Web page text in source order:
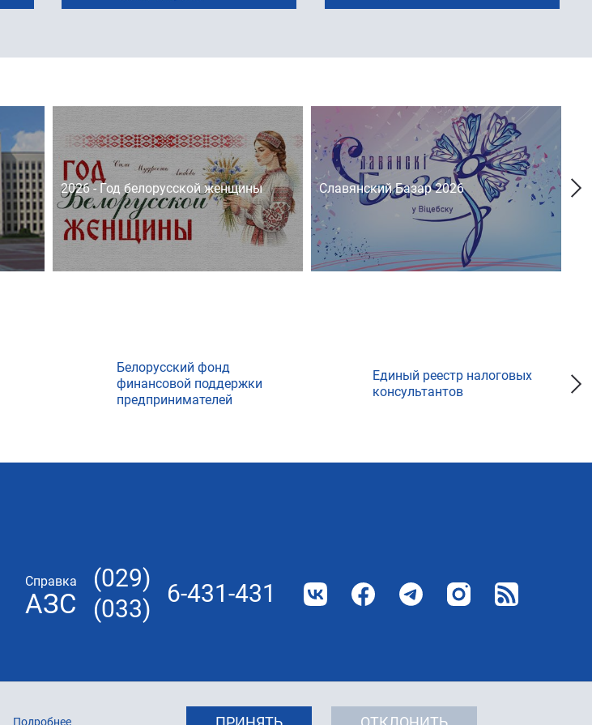
Подробнее
2026 - Год белорусской женщины Славянский Базар 2026
Белорусский фонд
финансовой поддержки
предпринимателей
Единый реестр налоговых
консультантов
Справка
АЗС
(029)
(033)
6-431-431